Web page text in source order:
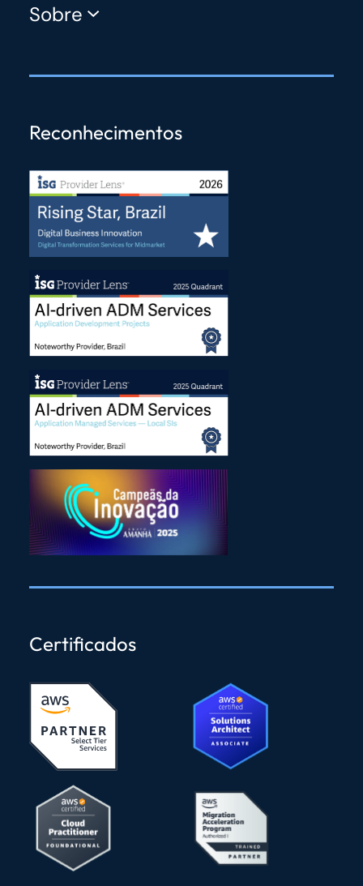
Sobre
Reconhecimentos
Certificados